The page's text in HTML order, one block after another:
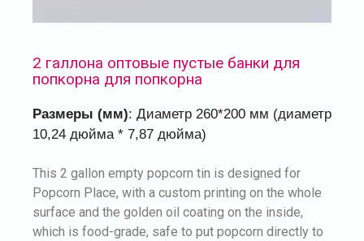
2 галлона оптовые пустые банки для
попкорна для попкорна
Размеры (мм): Диаметр 260*200 мм (диаметр
10,24 дюйма * 7,87 дюйма)
This 2 gallon empty popcorn tin is designed for
Popcorn Place, with a custom printing on the whole
surface and the golden oil coating on the inside,
which is food-grade, safe to put popcorn directly to